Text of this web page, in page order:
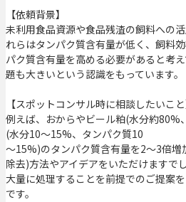
【依頼背景】
未利用食品資源や食品残渣の飼料への
れらはタンパク質含有量が低く、飼料
パク質含有量を高める必要があると考
題も大きいという認識をもっています。
【スポットコンサル時に相談したいこと
例えば、おからやビール粕(水分約80%
(水分10～15%、タンパク質10
～15%)のタンパク質含有量を2～3倍増
除去)方法やアイデアをいただけますで
大量に処理することを前提でのご提案
です。